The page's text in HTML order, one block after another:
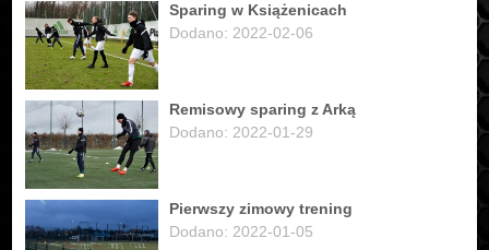
Sparing w Książenicach
Dodano: 2022-02-06
Remisowy sparing z Arką
Dodano: 2022-01-29
Pierwszy zimowy trening
Dodano: 2022-01-05